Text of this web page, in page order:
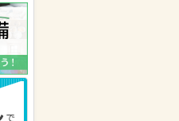
送
ーセ
の女